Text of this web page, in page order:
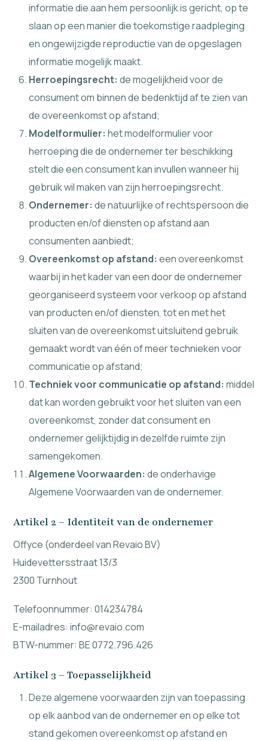
informatie die aan hem persoonlijk is gericht, op te
slaan op een manier die toekomstige raadpleging
en ongewijzigde reproductie van de opgeslagen
informatie mogelijk maakt.
Herroepingsrecht: de mogelijkheid voor de
consument om binnen de bedenktijd af te zien van
de overeenkomst op afstand;
Modelformulier: het modelformulier voor
herroeping die de ondernemer ter beschikking
stelt die een consument kan invullen wanneer hij
gebruik wil maken van zijn herroepingsrecht.
Ondernemer: de natuurlijke of rechtspersoon die
producten en/of diensten op afstand aan
consumenten aanbiedt;
Overeenkomst op afstand: een overeenkomst
waarbij in het kader van een door de ondernemer
georganiseerd systeem voor verkoop op afstand
van producten en/of diensten, tot en met het
sluiten van de overeenkomst uitsluitend gebruik
gemaakt wordt van één of meer technieken voor
communicatie op afstand;
Techniek voor communicatie op afstand: middel
dat kan worden gebruikt voor het sluiten van een
overeenkomst, zonder dat consument en
ondernemer gelijktijdig in dezelfde ruimte zijn
samengekomen.
Algemene Voorwaarden: de onderhavige
Algemene Voorwaarden van de ondernemer.
Artikel 2 – Identiteit van de ondernemer
Offyce (onderdeel van Revaio BV)
Huidevettersstraat 13/3
2300 Turnhout
Telefoonnummer: 014234784
E-mailadres: info@revaio.com
BTW-nummer: BE 0772.796.426
Artikel 3 – Toepasselijkheid
Deze algemene voorwaarden zijn van toepassing
op elk aanbod van de ondernemer en op elke tot
stand gekomen overeenkomst op afstand en